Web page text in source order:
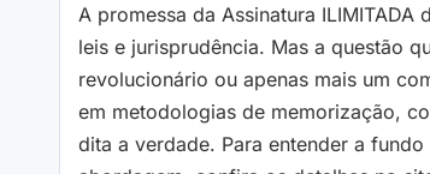
A promessa da Assinatura
leis e jurisprudência. Mas a questão
revolucionário ou apenas mais um
em metodologias de memorização,
dita a verdade. Para entender a